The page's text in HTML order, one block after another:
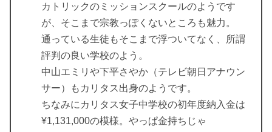
カトリックのミッションスクールのようです
が、そこまで宗教っぽくないところも魅力。
通っている生徒もそこまで浮ついてなく、所謂
評判の良い学校のよう。
中山エミリや下平さやか（テレビ朝日アナウン
サー）もカリタス出身のようです。
ちなみにカリタス女子中学校の初年度納入金は
¥1,131,000の模様。やっぱ金持ちじゃ